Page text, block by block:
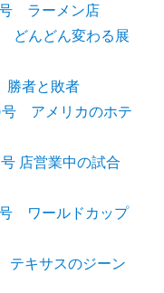
ラーメン店
どんどん変わる展
者と敗者
アメリカのホテ
店営業中の試合
ワールドカップ
キサスのジーン